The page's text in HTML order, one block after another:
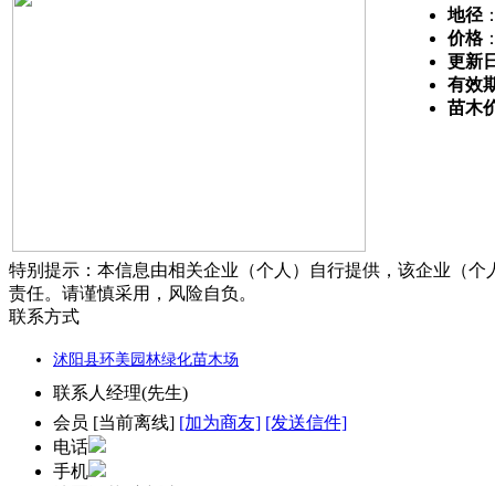
地径
价格
更新
有效
苗木
特别提示： 本信息由相关企业（个人）自行提供，该企业（
责任。请谨慎采用，风险自负。
联系方式
沭阳县环美园林绿化苗木场
联系人 经理(先生)
会员 [当前离线] [加为商友] [发送信件]
电话
手机